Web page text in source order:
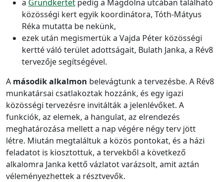
a Grundkertet pedig a Magdolna utcában található
közösségi kert egyik koordinátora, Tóth-Mátyus
Réka mutatta be nekünk,
ezek után megismertük a Vajda Péter közösségi
kertté váló terület adottságait, Bulath Janka, a Rév8
tervezője segítségével.
A második alkalmon belevágtunk a tervezésbe. A Rév8
munkatársai csatlakoztak hozzánk, és egy igazi
közösségi tervezésre invitálták a jelenlévőket. A
funkciók, az elemek, a hangulat, az elrendezés
meghatározása mellett a nap végére négy terv jött
létre. Miután megtaláltuk a közös pontokat, és a házi
feladatot is kiosztottuk, a tervekből a következő
alkalomra Janka kettő vázlatot varázsolt, amit aztán
véleményezhettek a résztvevők.